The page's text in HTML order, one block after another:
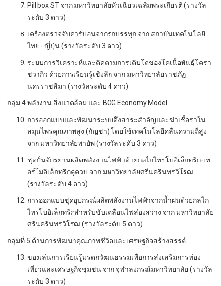
Pill box ST จาก มหาวิทยาลัยหัวเฉียวเฉลิมพระเกียรติ (รางวัล
ระดับ 3 ดาว)
เครื่องตรวจจับคาร์บอนจากรถบรรทุก จาก สถาบันเทคโนโลยี
ไทย - ญี่ปุ่น (รางวัลระดับ 3 ดาว)
ระบบการวิเคราะห์และติดตามการเติบโตของโคเนื้อพันธุ์โครา
ชวากิว ด้วยการเรียนรู้เชิงลึก จาก มหาวิทยาลัยราชภัฏ
นครราชสีมา (รางวัลระดับ 4 ดาว)
กลุ่ม 4 พลังงาน สิ่งแวดล้อม และ BCG Economy Model
การออกแบบและพัฒนาระบบดึงสาระสำคัญและฆ่าเชื้อราใน
สมุนไพรคุณภาพสูง (กัญชา) โดยใช้เทคโนโลยีคลื่นความถี่สูง
จาก มหาวิทยาลัยพายัพ (รางวัลระดับ 3 ดาว)
ชุดปั่นจักรยานผลิตพลังงานไฟฟ้าด้วยกลไกไทรโบอิเล็กทริก-เท
อร์โมอิเล็กทริกคู่ควบ จาก มหาวิทยาลัยศรีนครินทรวิโรฒ
(รางวัลระดับ 4 ดาว)
การออกแบบชุดอุปกรณ์ผลิตพลังงานไฟฟ้าจากน้ำฝนด้วยกลไก
ไทรโบอิเล็กทริกสำหรับขับเคลื่อนไฟส่องสว่าง จาก มหาวิทยาลัย
ศรีนครินทรวิโรฒ (รางวัลระดับ 5 ดาว)
กลุ่มที่ 5 ด้านการพัฒนาคุณภาพชีวิตและเศรษฐกิจสร้างสรรค์
ของเล่นการเรียนรู้มรดกวัฒนธรรมเพื่อการส่งเสริมการท่อง
เที่ยวและเศรษฐกิจชุมชน จาก จุฬาลงกรณ์มหาวิทยาลัย (รางวัล
ระดับ 3 ดาว)